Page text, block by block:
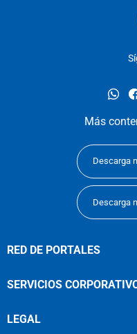
Más
Descarga
Descarga
RED DE PORTALES
SERVICIOS
LEGAL